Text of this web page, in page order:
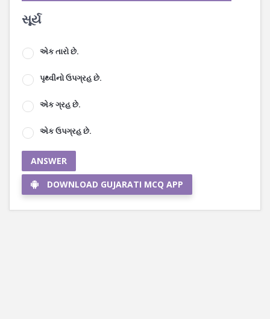
સૂર્ય
એક તારો છે.
પૃથ્વીનો ઉપગ્રહ છે.
એક ગ્રહ છે.
એક ઉપગ્રહ છે.
ANSWER
DOWNLOAD GUJARATI MCQ APP